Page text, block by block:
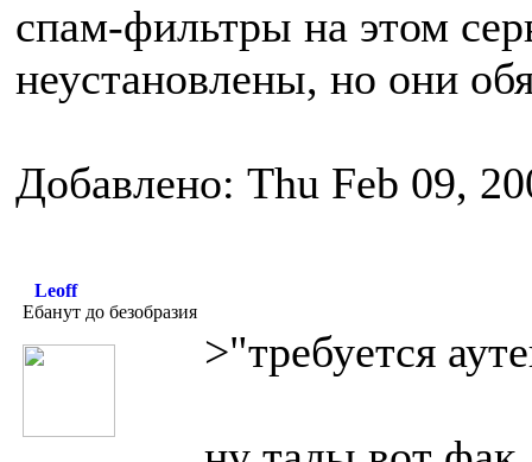
спам-фильтры на этом
неустановлены, но они
Добавлено: Thu Feb 09,
Leoff
Ебанут до безобразия
>"требуется